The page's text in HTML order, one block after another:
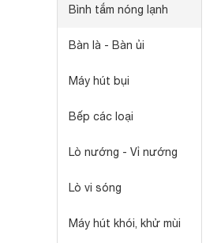
Bình tắm nóng lạnh
Bàn là - Bàn ủi
Máy hút bụi
Bếp các loại
Lò nướng - Vỉ nướng
Lò vi sóng
Máy hút khói, khử mùi